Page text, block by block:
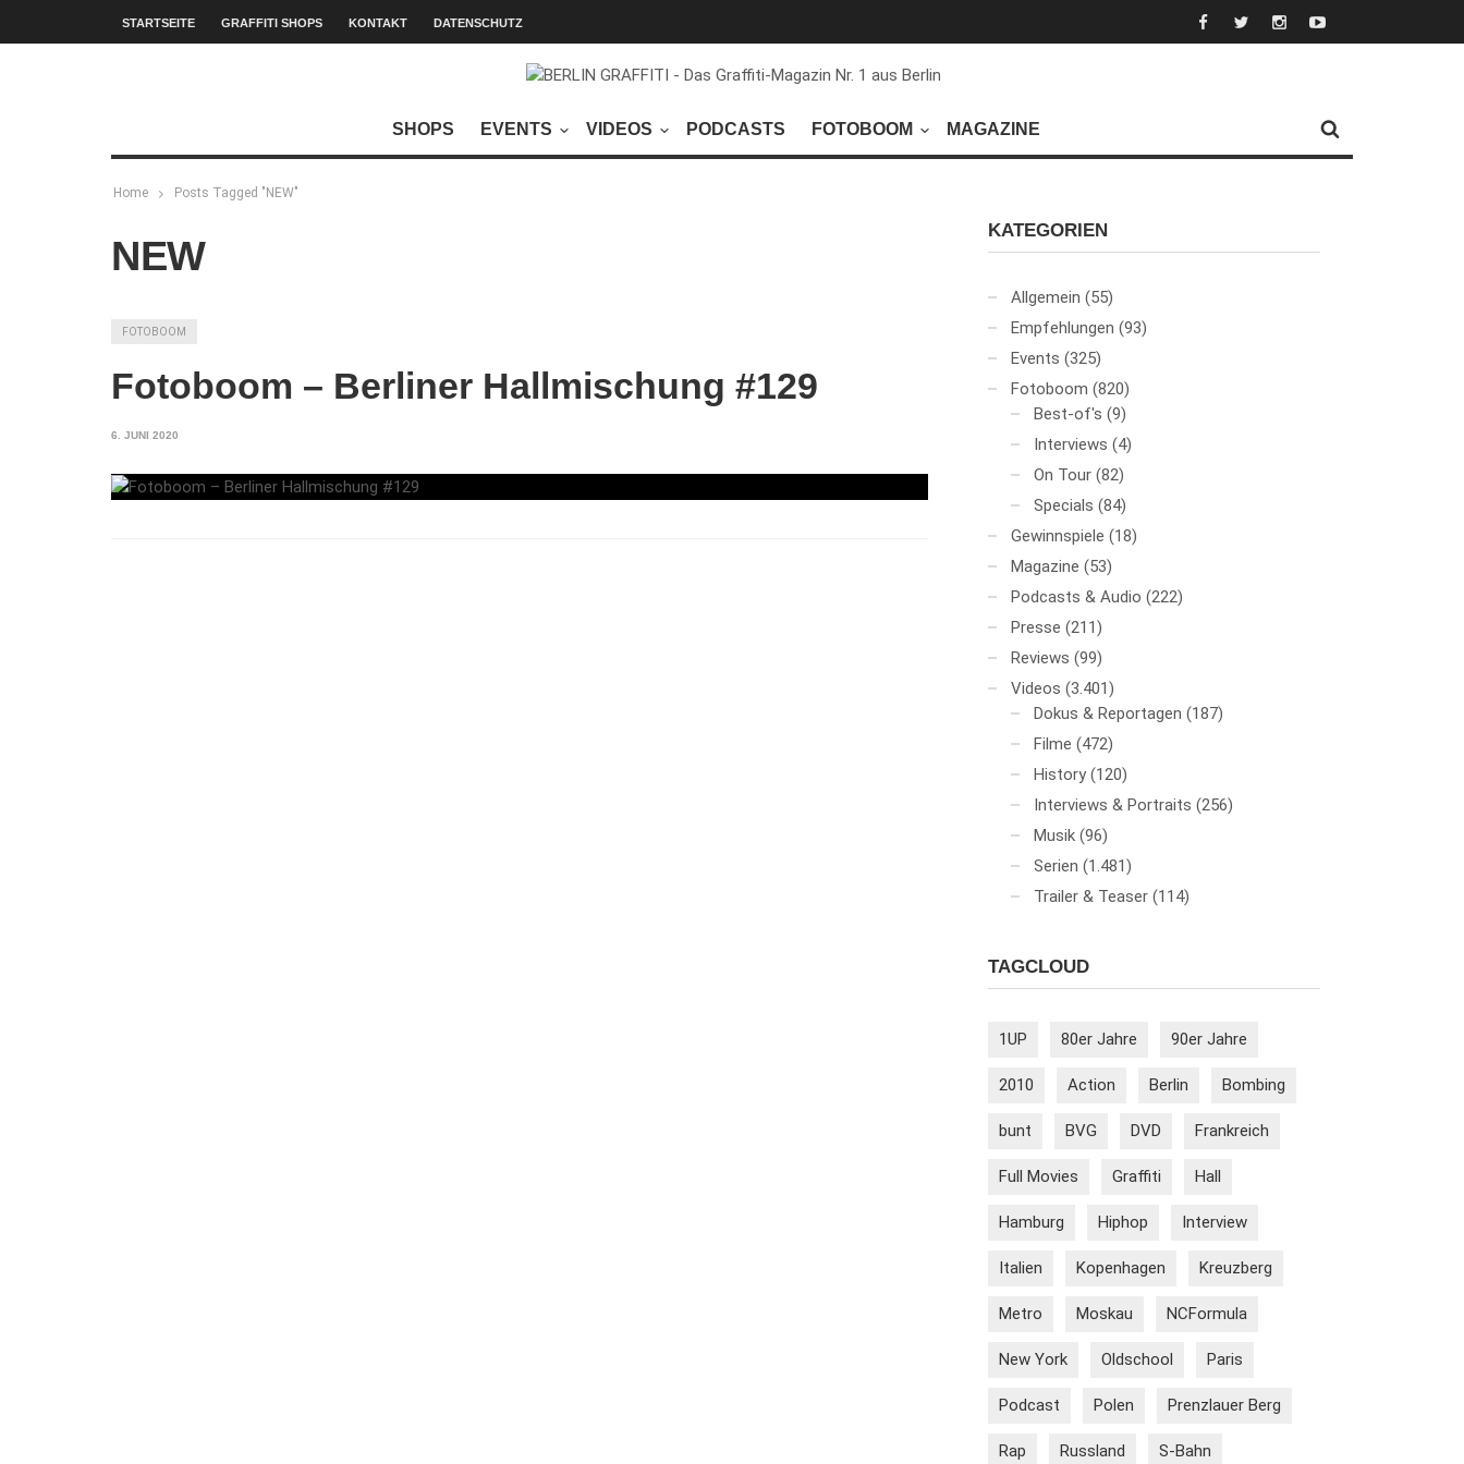
STARTSEITE GRAFFITI SHOPS KONTAKT DATENSCHUTZ
SHOPS EVENTS VIDEOS PODCASTS FOTOBOOM MAGAZINE
Home Posts Tagged "NEW"
NEW
FOTOBOOM
Fotoboom – Berliner Hallmischung #129
6. JUNI 2020
KATEGORIEN
Allgemein (55)
Empfehlungen (93)
Events (325)
Fotoboom (820)
Best-of's (9)
Interviews (4)
On Tour (82)
Specials (84)
Gewinnspiele (18)
Magazine (53)
Podcasts & Audio (222)
Presse (211)
Reviews (99)
Videos (3.401)
Dokus & Reportagen (187)
Filme (472)
History (120)
Interviews & Portraits (256)
Musik (96)
Serien (1.481)
Trailer & Teaser (114)
TAGCLOUD
1UP 80er Jahre 90er Jahre
2010 Action Berlin Bombing
bunt BVG DVD Frankreich
Full Movies Graffiti Hall
Hamburg Hiphop Interview
Italien Kopenhagen Kreuzberg
Metro Moskau NCFormula
New York Oldschool Paris
Podcast Polen Prenzlauer Berg
Rap Russland S-Bahn